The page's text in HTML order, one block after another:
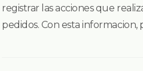
registrar las acciones que
pedidos. Con esta